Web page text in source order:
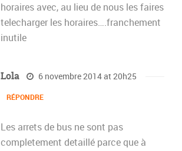
horaires avec, au lieu de nous les faires
telecharger les horaires….franchement
inutile
Lola 6 novembre 2014 at 20h25
RÉPONDRE
Les arrets de bus ne sont pas
completement detaillé parce que à